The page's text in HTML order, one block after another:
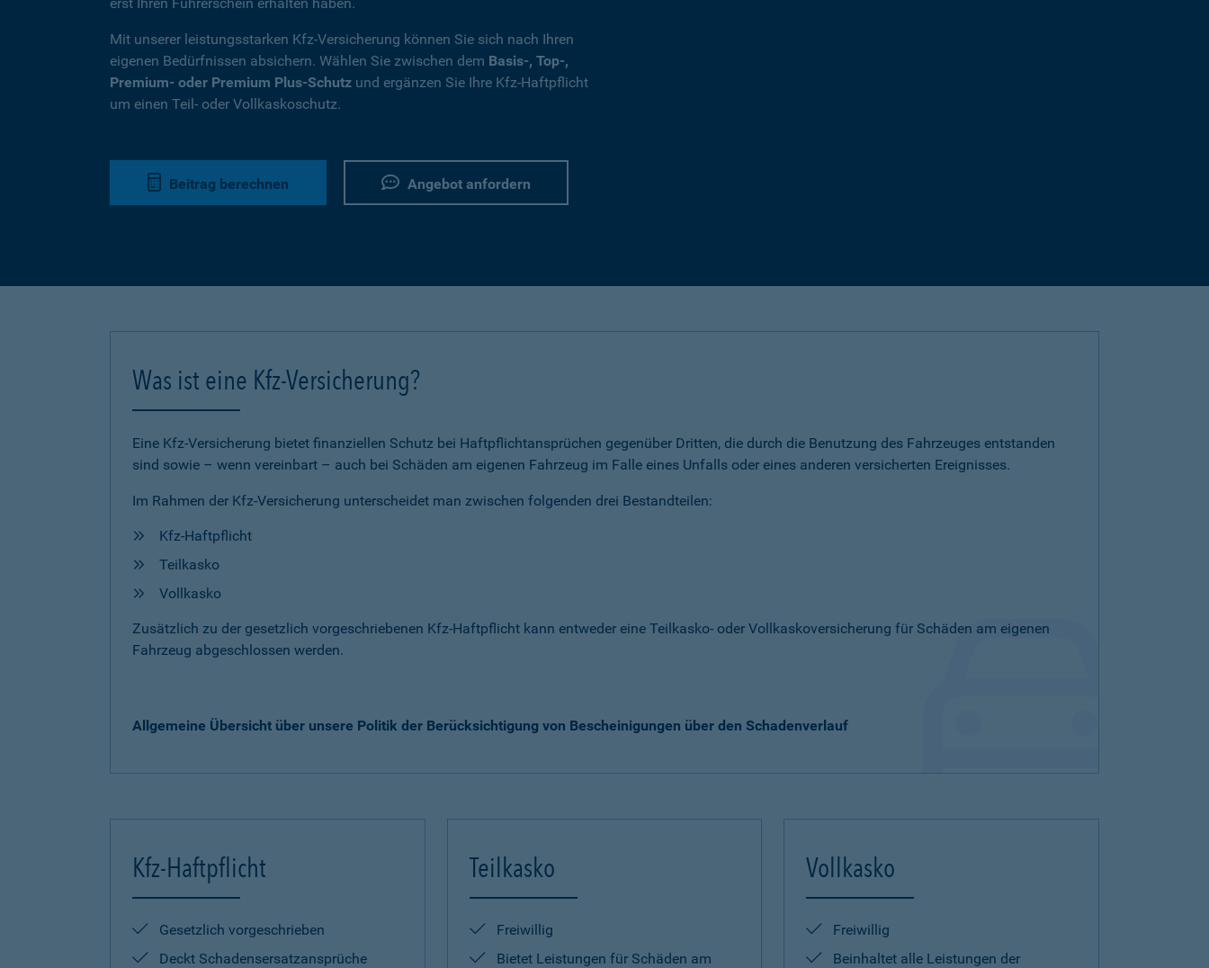
Mit unserer leistungsstarken Kfz-Versicherung können Sie sich nach Ihren
eigenen Bedürfnissen absichern. Wählen Sie zwischen dem Basis-, Top-,
Premium- oder Premium Plus-Schutz und ergänzen Sie Ihre Kfz-Haftpflicht
um einen Teil- oder Vollkaskoschutz.
Beitrag berechnen Angebot anfordern
Was ist eine Kfz-Versicherung?
Eine Kfz-Versicherung bietet finanziellen Schutz bei Haftpflichtansprüchen gegenüber Dritten, die durch die Benutzung des Fahrzeuges entstanden
sind sowie – wenn vereinbart – auch bei Schäden am eigenen Fahrzeug im Falle eines Unfalls oder eines anderen versicherten Ereignisses.
Im Rahmen der Kfz-Versicherung unterscheidet man zwischen folgenden drei Bestandteilen:
Kfz-Haftpflicht
Teilkasko
Vollkasko
Zusätzlich zu der gesetzlich vorgeschriebenen Kfz-Haftpflicht kann entweder eine Teilkasko- oder Vollkaskoversicherung für Schäden am eigenen
Fahrzeug abgeschlossen werden.
Allgemeine Übersicht über unsere Politik der Berücksichtigung von Bescheinigungen über den Schadenverlauf
Kfz-Haftpflicht
Gesetzlich vorgeschrieben
Deckt Schadensersatzansprüche
Teilkasko
Freiwillig
Bietet Leistungen für Schäden am
Vollkasko
Freiwillig
Beinhaltet alle Leistungen der